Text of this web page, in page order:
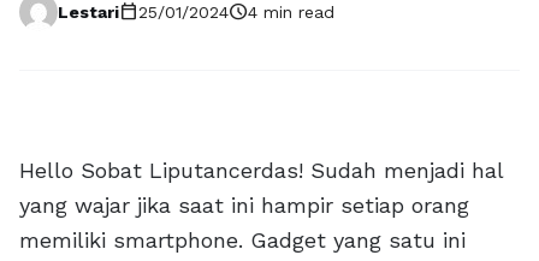
Lestaricalendar_today25/01/2024schedule4 min read
Hello Sobat Liputancerdas! Sudah menjadi hal
yang wajar jika saat ini hampir setiap orang
memiliki smartphone. Gadget yang satu ini